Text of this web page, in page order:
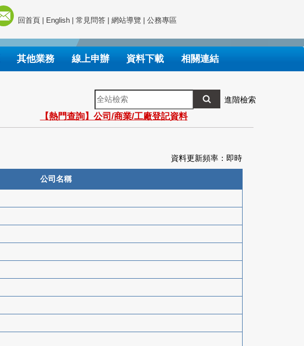
回首頁 | English | 常見問答 | 網站導覽 | 公務專區
其他業務 線上申辦 資料下載 相關連結
全
站
檢
索
進階檢索
【熱門查詢】公司/商業/工廠登記資料
資料更新頻率：即時
公司名稱